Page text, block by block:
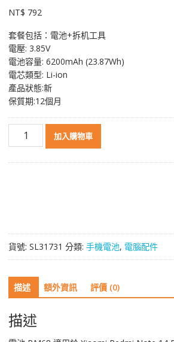
NT$ 792
套餐包括：電池+拆机工具
電壓: 3.85V
電池容量: 6200mAh (23.87Wh)
電芯類型: Li-ion
產品狀態:新
保質期:12個月
Note
14
Pro
Plus
數
量
加入購物車
貨號: SL31731 分類: 手機電池, 電腦配件
描述 額外資訊 評價 (0)
描述